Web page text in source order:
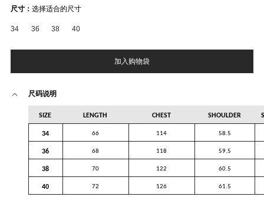
尺寸： 选择适合的尺寸
34 36 38 40
加入购物袋
尺码说明
SIZE LENGTH CHEST SHOULDER
34 66 114 58.5
36 68 118 59.5
38 70 122 60.5
40 72 126 61.5